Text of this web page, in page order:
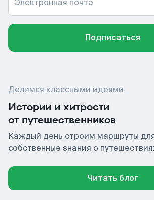
Электронная почта
Подписаться
Делимся классными идеями
Истории и хитрости
от путешественников
Каждый день строим маршруты для
собственные знания о
Читать блог